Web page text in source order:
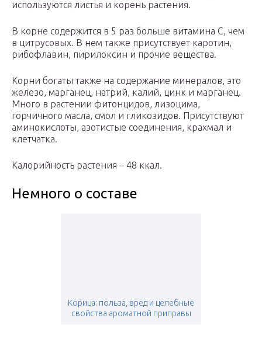
используются листья и корень растения.
В корне содержится в 5 раз больше витамина С, чем
в цитрусовых. В нем также присутствует каротин,
рибофлавин, пирилоксин и прочие вещества.
Корни богаты также на содержание минералов, это
железо, марганец, натрий, калий, цинк и марганец.
Много в растении фитонцидов, лизоцима,
горчичного масла, смол и гликозидов. Присутствуют
аминокислоты, азотистые соединения, крахмал и
клетчатка.
Калорийность растения – 48 ккал.
Немного о составе
Корица: польза, вред и целебные
свойства ароматной приправы